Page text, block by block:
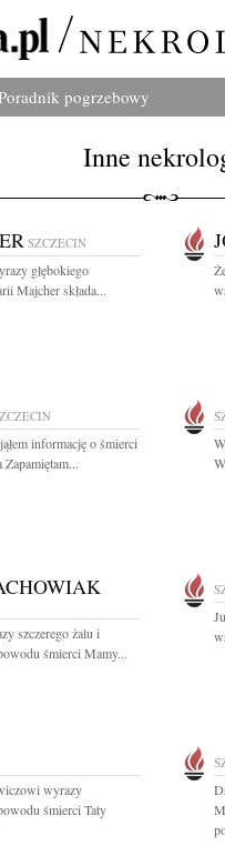
pogrzebowy
Inne
SZCZECIN
głębokiego
Majcher składa...
informację o śmierci
szczerego żalu i
śmierci Mamy...
wyrazy
śmierci Taty